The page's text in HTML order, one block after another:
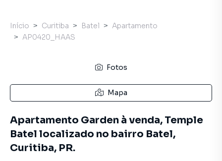
Início Curitiba Batel
Apartamento
AP0420_HAAS
Fotos
Mapa
Apartamento Garden à venda, Temple
Batel localizado no bairro Batel,
Curitiba, PR.